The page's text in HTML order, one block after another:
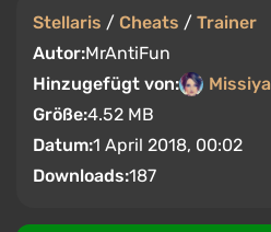
Stellaris / Cheats / Trainer
Autor:MrAntiFun
Hinzugefügt von:
Missiya
Größe:4.52 MB
Datum:1 April 2018, 00:02
Downloads:187